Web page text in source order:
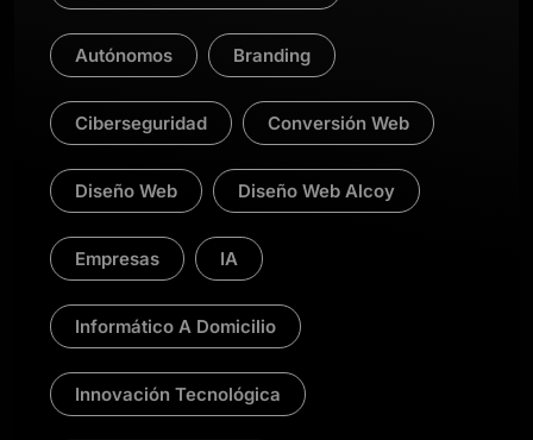
Autónomos Branding
Ciberseguridad Conversión Web
Diseño Web Diseño Web Alcoy
Empresas IA
Informático A Domicilio
Innovación Tecnológica